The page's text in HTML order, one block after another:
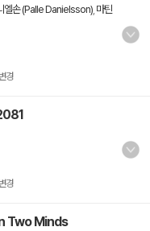
엘손 (Palle Danielsson) 마틴
변경
변경
Two Minds